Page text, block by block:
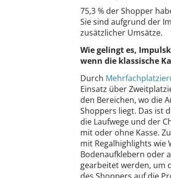
75,3 % der Shopper
Sie sind aufgrund der
zusätzlicher Umsätze.
Wie gelingt es,
wenn die klassische
Durch
Einsatz über
den Bereichen, wo die
Shoppers liegt. Das ist
die Laufwege und der
mit oder ohne Kasse.
mit Regalhighlights wie
Bodenaufklebern oder
gearbeitet werden, um